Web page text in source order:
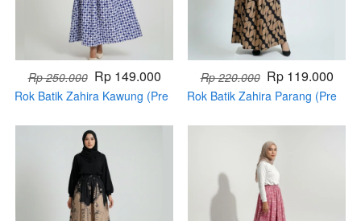
Rp 250.000 Rp 149.000
Rok Batik Zahira Kawung (Pre
Rp 220.000 Rp 119.000
Rok Batik Zahira Parang (Pre